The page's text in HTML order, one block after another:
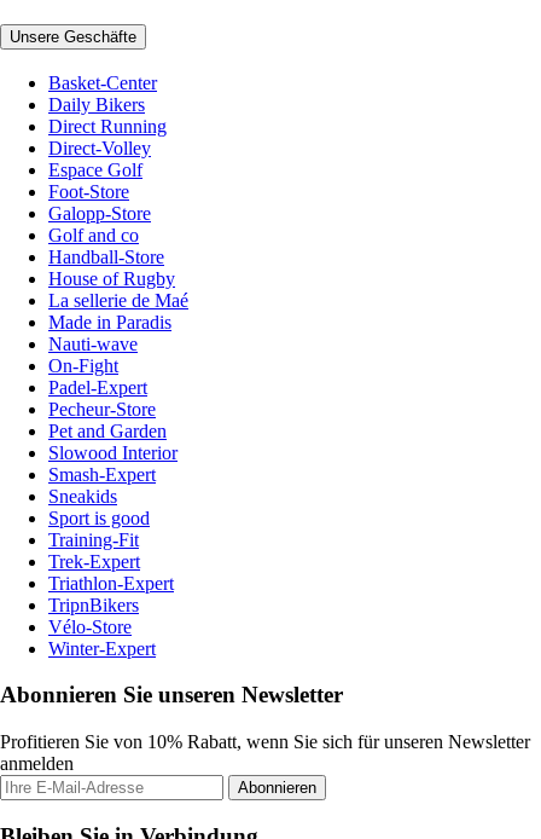
Unsere Geschäfte
Basket-Center
Daily Bikers
Direct Running
Direct-Volley
Espace Golf
Foot-Store
Galopp-Store
Golf and co
Handball-Store
House of Rugby
La sellerie de Maé
Made in Paradis
Nauti-wave
On-Fight
Padel-Expert
Pecheur-Store
Pet and Garden
Slowood Interior
Smash-Expert
Sneakids
Sport is good
Training-Fit
Trek-Expert
Triathlon-Expert
TripnBikers
Vélo-Store
Winter-Expert
Abonnieren Sie unseren Newsletter
Profitieren Sie von 10% Rabatt, wenn Sie sich für unseren Newsletter
anmelden
Abonnieren